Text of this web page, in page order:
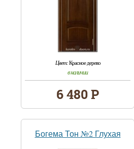
Цвет:Красное дерево
в наличии
6 480 Р
Богема Тон №2 Глухая